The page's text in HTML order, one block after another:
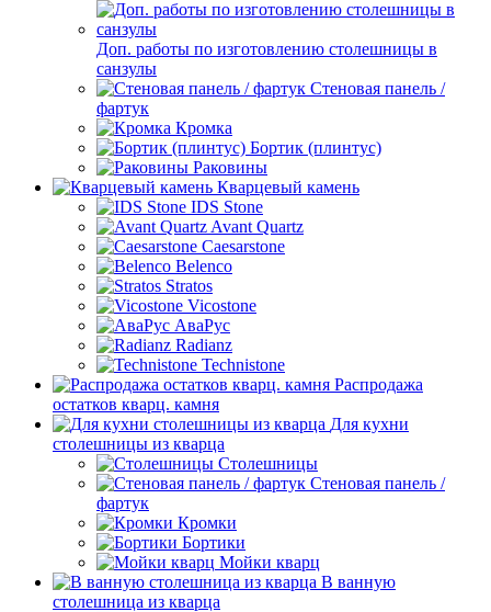
Доп. работы по изготовлению столешницы в
санзулы
Стеновая панель /
фартук
Кромка
Бортик (плинтус)
Раковины
Кварцевый камень
IDS Stone
Avant Quartz
Caesarstone
Belenco
Stratos
Vicostone
АваРус
Radianz
Technistone
Распродажа
остатков кварц. камня
Для кухни
столешницы из кварца
Столешницы
Стеновая панель /
фартук
Кромки
Бортики
Мойки кварц
В ванную
столешница из кварца